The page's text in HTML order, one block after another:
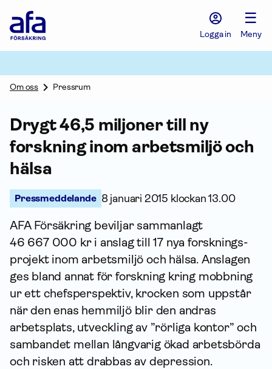
Försäkring
Logga in
☰
Meny
Om oss Pressrum
Drygt 46,5 miljoner till ny
forskning inom arbetsmiljö och
hälsa
Pressmeddelande 8 januari 2015 klockan 13.00
AFA För­säkring beviljar sammanlagt
46 667 000 kr i anslag till 17 nya forsknings­
projekt inom arbetsmiljö och hälsa. Anslagen
ges bland annat för forskning kring mobbning
ur ett chefsperspektiv, krocken som uppstår
när den enas hemmiljö blir den andras
arbetsplats, utveckling av ”rörliga kontor” och
sambandet mellan långvarig ökad arbetsbörda
och risken att drabbas av depression.